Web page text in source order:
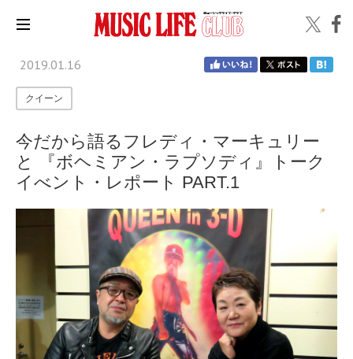
2019.01.16
クイーン
今だから語るフレディ・マーキュリー
と 『ボヘミアン・ラプソディ』トーク
イべント・レポート PART.1